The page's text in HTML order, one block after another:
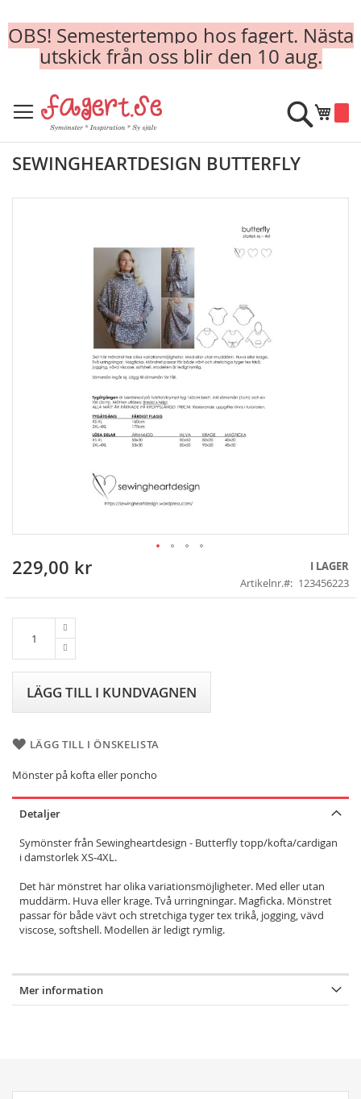
OBS! Semestertempo hos fagert. Nästa
utskick från oss blir den 10 aug.
to
Content
Min
Sök
SEWINGHEARTDESIGN BUTTERFLY
Skip
the
229,00 kr
I LAGER
Artikelnr.
123456223
LÄGG TILL I KUNDVAGNEN
LÄGG TILL I ÖNSKELISTA
Mönster på kofta eller poncho
Detaljer
Symönster från Sewingheartdesign - Butterfly topp/kofta/cardigan
i damstorlek XS-4XL.
Det här mönstret har olika variationsmöjligheter. Med eller utan
muddärm. Huva eller krage. Två urringningar. Magficka. Mönstret
passar för både vävt och stretchiga tyger tex trikå, jogging, vävd
viscose, softshell. Modellen är ledigt rymlig.
Mer information